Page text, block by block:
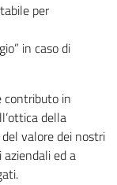
per
in caso di
contributo in
della
valore dei nostri
ed a